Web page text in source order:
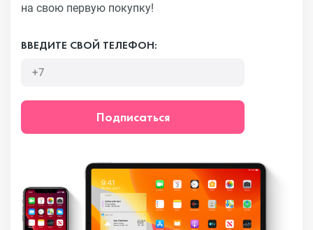
на свою первую покупку!
ВВЕДИТЕ СВОЙ ТЕЛЕФОН:
Подписаться